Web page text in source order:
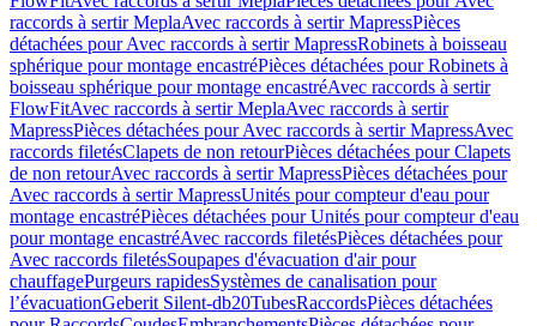
raccords à sertir MeplaAvec raccords à sertir MapressPièces
détachées pour Avec raccords à sertir MapressRobinets à boisseau
sphérique pour montage encastréPièces détachées pour Robinets à
boisseau sphérique pour montage encastréAvec raccords à sertir
FlowFitAvec raccords à sertir MeplaAvec raccords à sertir
MapressPièces détachées pour Avec raccords à sertir MapressAvec
raccords filetésClapets de non retourPièces détachées pour Clapets
de non retourAvec raccords à sertir MapressPièces détachées pour
Avec raccords à sertir MapressUnités pour compteur d'eau pour
montage encastréPièces détachées pour Unités pour compteur d'eau
pour montage encastréAvec raccords filetésPièces détachées pour
Avec raccords filetésSoupapes d'évacuation d'air pour
chauffagePurgeurs rapidesSystèmes de canalisation pour
l’évacuationGeberit Silent-db20TubesRaccordsPièces détachées